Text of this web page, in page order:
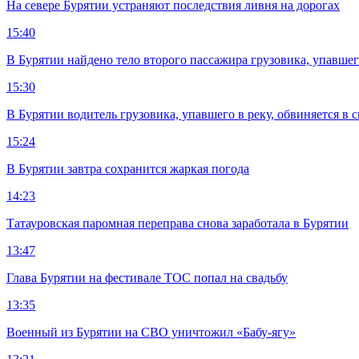
На севере Бурятии устраняют последствия ливня на дорогах
15:40
В Бурятии найдено тело второго пассажира грузовика,
15:30
В Бурятии водитель грузовика, упавшего в реку, обвиняется в
15:24
В Бурятии завтра сохранится жаркая погода
14:23
Татауровская паромная переправа снова заработала в Бурятии
13:47
Глава Бурятии на фестивале ТОС попал на свадьбу
13:35
Военный из Бурятии на СВО уничтожил «Бабу-ягу»